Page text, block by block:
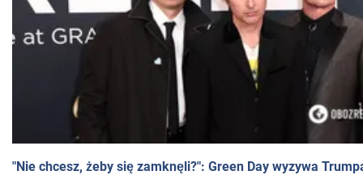
"Nie chcesz, żeby się zamknęli?": Green Day wyzywa